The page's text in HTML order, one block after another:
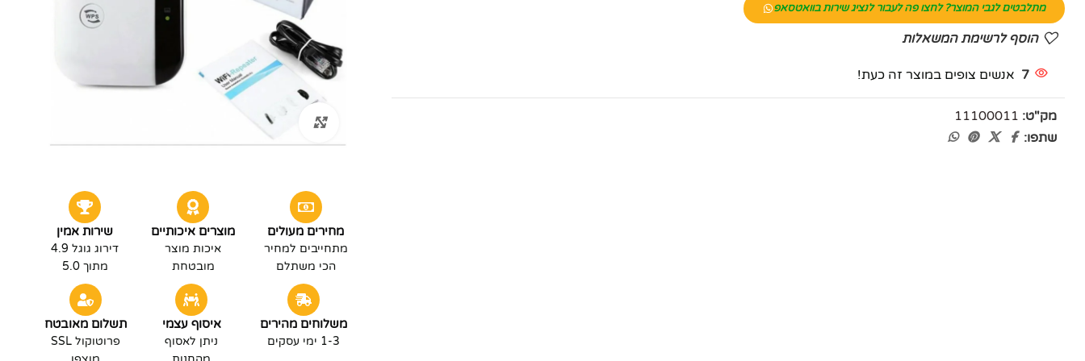
לחץ להגדלה
מחירים מעולים
מתחייבים למחיר
הכי משתלם
מוצרים איכותיים
איכות מוצר
מובטחת
שירות אמין
דירוג גוגל 4.9
מתוך 5.0
משלוחים מהירים
1-3 ימי עסקים
איסוף עצמי
ניתן לאסוף
תשלום מאובטח
פרוטוקול SSL
מתלבטים לגבי המוצר? לחצו פה לעבור לנציג שירות בוואטסאפ
הוסף לרשימת המשאלות
7 אנשים צופים במוצר זה כעת!
מק"ט: 11100011
שתפו: